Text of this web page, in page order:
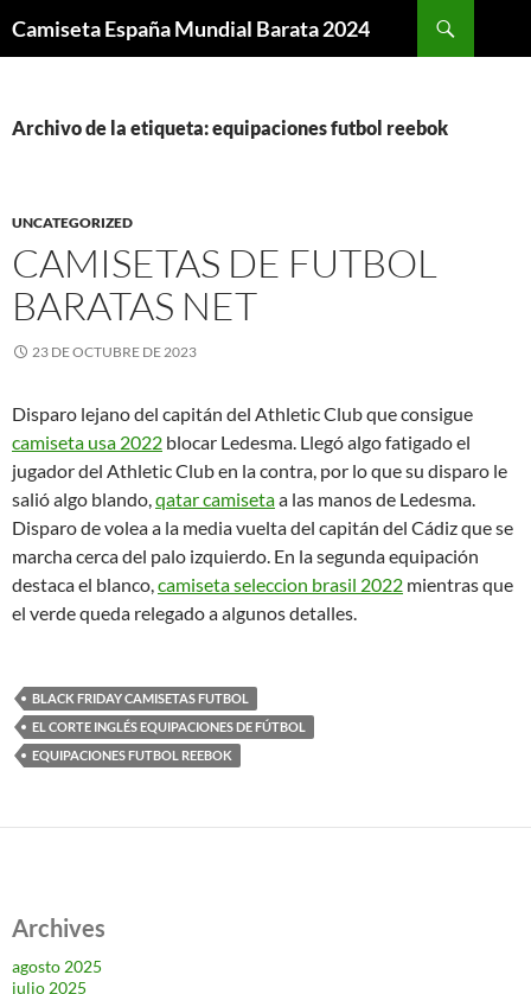
Camiseta España Mundial Barata 2024
Archivo de la etiqueta: equipaciones futbol reebok
UNCATEGORIZED
CAMISETAS DE FUTBOL
BARATAS NET
23 DE OCTUBRE DE 2023
Disparo lejano del capitán del Athletic Club que consigue
camiseta usa 2022 blocar Ledesma. Llegó algo fatigado el
jugador del Athletic Club en la contra, por lo que su disparo le
salió algo blando,qatar camisetaa las manos de Ledesma.
Disparo de volea a la media vuelta del capitán del Cádiz que se
marcha cerca del palo izquierdo. En la segunda equipación
destaca el blanco,camiseta seleccion brasil 2022 mientras que
el verde queda relegado a algunos detalles.
BLACK FRIDAY CAMISETAS FUTBOL
EL CORTE INGLÉS EQUIPACIONES DE FÚTBOL
EQUIPACIONES FUTBOL REEBOK
Archives
agosto 2025
julio 2025